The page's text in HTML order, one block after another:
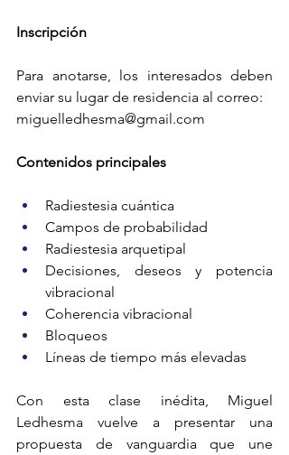
Inscripción
Para anotarse, los interesados deben
enviar su lugar de residencia al correo:
miguelledhesma@gmail.com
Contenidos principales
Radiestesia cuántica
Campos de probabilidad
Radiestesia arquetipal
Decisiones, deseos y potencia
vibracional
Coherencia vibracional
Bloqueos
Líneas de tiempo más elevadas
Con esta clase inédita, Miguel
Ledhesma vuelve a presentar una
propuesta de vanguardia que une